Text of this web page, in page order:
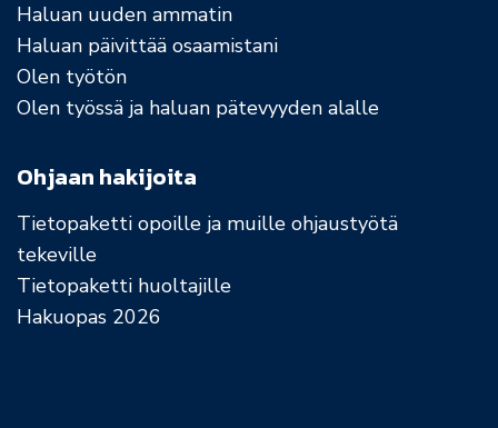
Haluan uuden ammatin
Haluan päivittää osaamistani
Olen työtön
Olen työssä ja haluan pätevyyden alalle
Ohjaan hakijoita
Tietopaketti opoille ja muille ohjaustyötä
tekeville
Tietopaketti huoltajille
Hakuopas 2026